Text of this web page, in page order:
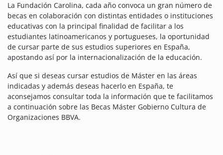
La Fundación Carolina, cada año convoca un gran número de
becas en colaboración con distintas entidades o instituciones
educativas con la principal finalidad de facilitar a los
estudiantes latinoamericanos y portugueses, la oportunidad
de cursar parte de sus estudios superiores en España,
apostando así por la internacionalización de la educación.
Así que si deseas cursar estudios de Máster en las áreas
indicadas y además deseas hacerlo en España, te
aconsejamos consultar toda la información que te facilitamos
a continuación sobre las Becas Máster Gobierno Cultura de
Organizaciones BBVA.